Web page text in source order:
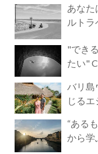
あなたはど
ルト
"でき
たい"
バリ島
じる
“ある
から学